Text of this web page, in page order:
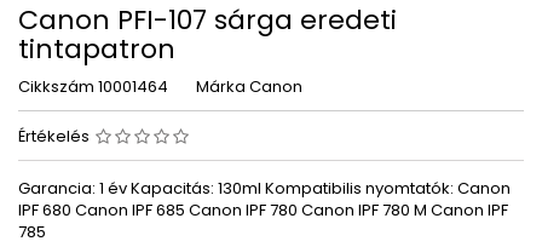
Canon PFI-107 sárga eredeti
tintapatron
Cikkszám 10001464 Márka Canon
Értékelés
Garancia: 1 év Kapacitás: 130ml Kompatibilis nyomtatók: Canon
IPF 680 Canon IPF 685 Canon IPF 780 Canon IPF 780 M Canon IPF
785